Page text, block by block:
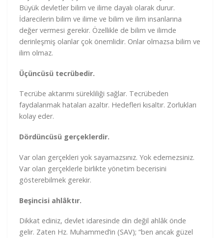
Büyük devletler bilim ve ilime dayalı olarak durur.
İdarecilerin bilim ve ilime ve bilim ve ilim insanlarına
değer vermesi gerekir. Özellikle de bilim ve ilimde
derinleşmiş olanlar çok önemlidir. Onlar olmazsa bilim ve
ilim olmaz.
Üçüncüsü tecrübedir.
Tecrübe aktarımı sürekliliği sağlar. Tecrübeden
faydalanmak hataları azaltır. Hedefleri kısaltır. Zorlukları
kolay eder.
Dördüncüsü gerçeklerdir.
Var olan gerçekleri yok sayamazsınız. Yok edemezsiniz.
Var olan gerçeklerle birlikte yönetim becerisini
gösterebilmek gerekir.
Beşincisi ahlâktır.
Dikkat ediniz, devlet idaresinde din değil ahlâk önde
gelir. Zaten Hz. Muhammed’in (SAV); “ben ancak güzel